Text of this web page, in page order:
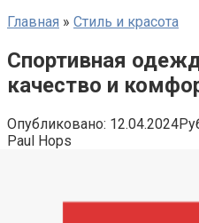
Главная » Стиль и красота
Спортивная
качество и
Опубликовано: 12.04.2024
Paul Hops